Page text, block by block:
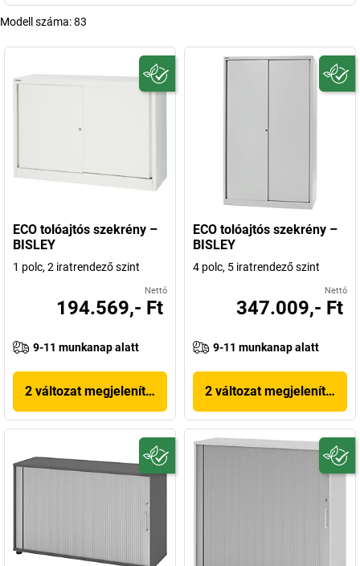
Modell száma:83
ECO tolóajtós szekrény –
BISLEY
1 polc, 2 iratrendező szint
Nettó
194.569,- Ft
9-11 munkanap alatt
2 változat megjelenítése
ECO tolóajtós szekrény –
BISLEY
4 polc, 5 iratrendező szint
Nettó
347.009,- Ft
9-11 munkanap alatt
2 változat megjelenítése